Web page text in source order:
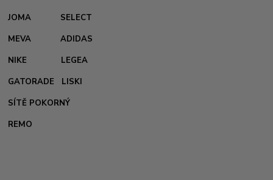
JOMA
SELECT
MEVA
ADIDAS
NIKE
LEGEA
GATORADE
LISKI
SÍTĚ POKORNÝ
REMO